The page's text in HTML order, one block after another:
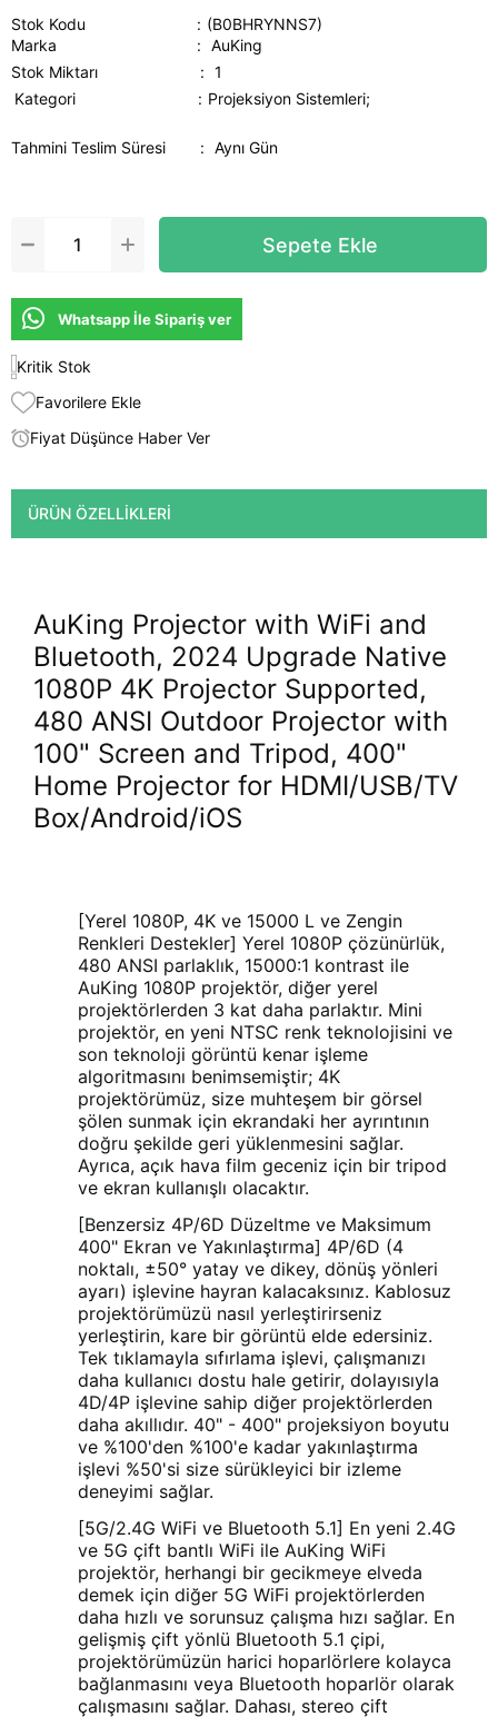
Stok Kodu
(B0BHRYNNS7)
Marka
: AuKing
Stok Miktarı
: 1
Kategori
Projeksiyon Sistemleri;
Tahmini Teslim Süresi : Aynı Gün
Whatsapp İle Sipariş ver
Kritik Stok
Favorilere Ekle
Fiyat Düşünce Haber Ver
ÜRÜN ÖZELLIKLERI
AuKing Projector with WiFi and
Bluetooth, 2024 Upgrade Native
1080P 4K Projector Supported,
480 ANSI Outdoor Projector with
100" Screen and Tripod, 400"
Home Projector for HDMI/USB/TV
Box/Android/iOS
[Yerel 1080P, 4K ve 15000 L ve Zengin
Renkleri Destekler] Yerel 1080P çözünürlük,
480 ANSI parlaklık, 15000:1 kontrast ile
AuKing 1080P projektör, diğer yerel
projektörlerden 3 kat daha parlaktır. Mini
projektör, en yeni NTSC renk teknolojisini ve
son teknoloji görüntü kenar işleme
algoritmasını benimsemiştir; 4K
projektörümüz, size muhteşem bir görsel
şölen sunmak için ekrandaki her ayrıntının
doğru şekilde geri yüklenmesini sağlar.
Ayrıca, açık hava film geceniz için bir tripod
ve ekran kullanışlı olacaktır.
[Benzersiz 4P/6D Düzeltme ve Maksimum
400" Ekran ve Yakınlaştırma] 4P/6D (4
noktalı, ±50° yatay ve dikey, dönüş yönleri
ayarı) işlevine hayran kalacaksınız. Kablosuz
projektörümüzü nasıl yerleştirirseniz
yerleştirin, kare bir görüntü elde edersiniz.
Tek tıklamayla sıfırlama işlevi, çalışmanızı
daha kullanıcı dostu hale getirir, dolayısıyla
4D/4P işlevine sahip diğer projektörlerden
daha akıllıdır. 40" - 400" projeksiyon boyutu
ve %100'den %100'e kadar yakınlaştırma
işlevi %50'si size sürükleyici bir izleme
deneyimi sağlar.
[5G/2.4G WiFi ve Bluetooth 5.1] En yeni 2.4G
ve 5G çift bantlı WiFi ile AuKing WiFi
projektör, herhangi bir gecikmeye elveda
demek için diğer 5G WiFi projektörlerden
daha hızlı ve sorunsuz çalışma hızı sağlar. En
gelişmiş çift yönlü Bluetooth 5.1 çipi,
projektörümüzün harici hoparlörlere kolayca
bağlanmasını veya Bluetooth hoparlör olarak
çalışmasını sağlar. Dahası, stereo çift